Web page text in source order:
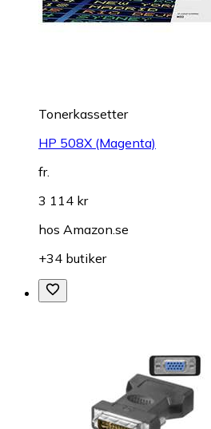
Tonerkassetter
HP 508X (Magenta)
fr.
3 114 kr
hos Amazon.se
+34 butiker